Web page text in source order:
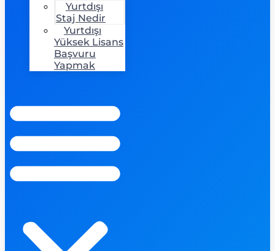
Yurtdışı
Staj Nedir
Yurtdışı
Yüksek Lisans
Başvuru
Yapmak